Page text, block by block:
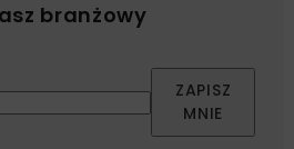
branżowy
ZAPISZ
MNIE